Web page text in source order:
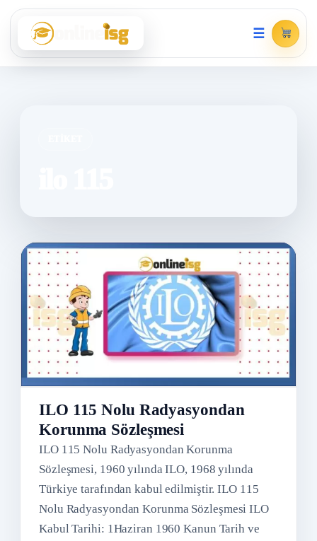
☰
ILO 115 Nolu Radyasyondan
Korunma Sözleşmesi
ILO 115 Nolu Radyasyondan Korunma
Sözleşmesi, 1960 yılında ILO, 1968 yılında
Türkiye tarafından kabul edilmiştir. ILO 115
Nolu Radyasyondan Korunma Sözleşmesi ILO
Kabul Tarihi: 1Haziran 1960 Kanun Tarih ve